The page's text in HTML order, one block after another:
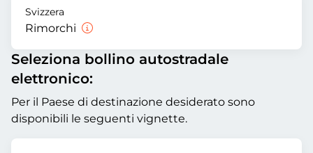
Svizzera
Rimorchi
Seleziona bollino autostradale
elettronico:
Per il Paese di destinazione desiderato sono
disponibili le seguenti vignette.